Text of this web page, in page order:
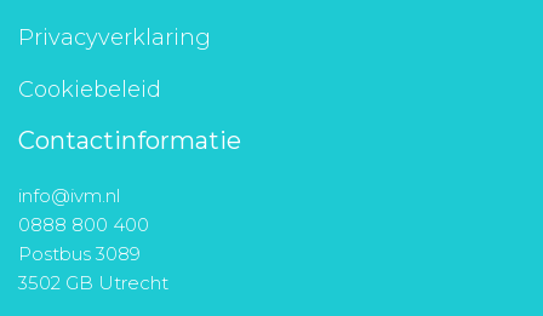
Privacyverklaring
Cookiebeleid
Contactinformatie
info@ivm.nl
0888 800 400
Postbus 3089
3502 GB Utrecht